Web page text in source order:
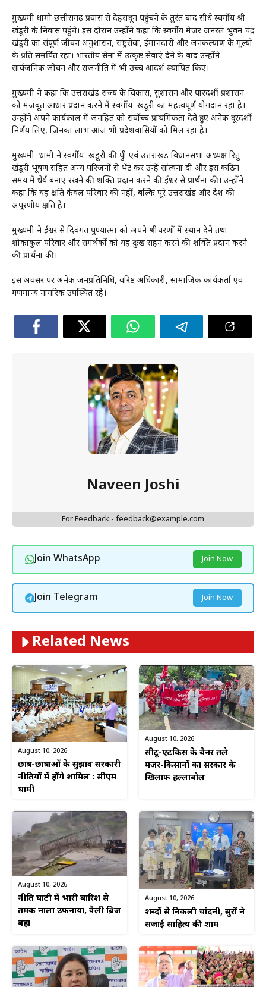
मुख्यमंत्री धामी छत्तीसगढ़ प्रवास से देहरादून पहुंचने के तुरंत बाद सीधे स्वर्गीय श्री
खंडूरी के निवास पहुंचे। इस दौरान उन्होंने कहा कि स्वर्गीय मेजर जनरल भुवन चंद्र
खंडूरी का संपूर्ण जीवन अनुशासन, राष्ट्रसेवा, ईमानदारी और जनकल्याण के मूल्यों
के प्रति समर्पित रहा। भारतीय सेना में उत्कृष्ट सेवाएं देने के बाद उन्होंने
सार्वजनिक जीवन और राजनीति में भी उच्च आदर्श स्थापित किए।
मुख्यमंत्री ने कहा कि उत्तराखंड राज्य के विकास, सुशासन और पारदर्शी प्रशासन
को मजबूत आधार प्रदान करने में स्वर्गीय खंडूरी का महत्वपूर्ण योगदान रहा है।
उन्होंने अपने कार्यकाल में जनहित को सर्वोच्च प्राथमिकता देते हुए अनेक दूरदर्शी
निर्णय लिए, जिनका लाभ आज भी प्रदेशवासियों को मिल रहा है।
मुख्यमंत्री धामी ने स्वर्गीय खंडूरी की पुत्री एवं उत्तराखंड विधानसभा अध्यक्ष रितु
खंडूरी भूषण सहित अन्य परिजनों से भेंट कर उन्हें सांत्वना दी और इस कठिन
समय में धैर्य बनाए रखने की शक्ति प्रदान करने की ईश्वर से प्रार्थना की। उन्होंने
कहा कि यह क्षति केवल परिवार की नहीं, बल्कि पूरे उत्तराखंड और देश की
अपूरणीय क्षति है।
मुख्यमंत्री ने ईश्वर से दिवंगत पुण्यात्मा को अपने श्रीचरणों में स्थान देने तथा
शोकाकुल परिवार और समर्थकों को यह दुःख सहन करने की शक्ति प्रदान करने
की प्रार्थना की।
इस अवसर पर अनेक जनप्रतिनिधि, वरिष्ठ अधिकारी, सामाजिक कार्यकर्ता एवं
गणमान्य नागरिक उपस्थित रहे।
Naveen Joshi
For Feedback - feedback@example.com
Join WhatsApp Join Now
Join Telegram Join Now
Related News
August 10, 2026
छात्र-छात्राओं के सुझाव सरकारी
नीतियों में होंगे शामिल : सीएम
धामी
August 10, 2026
सीटू-एटकिस के बैनर तले
मजदूर-किसानों का सरकार के
खिलाफ हल्लाबोल
August 10, 2026
नीति घाटी में भारी बारिश से
तमक नाला उफनाया, वैली ब्रिज
बहा
August 10, 2026
शब्दों से निकली चांदनी, सुरों ने
सजाई साहित्य की शाम